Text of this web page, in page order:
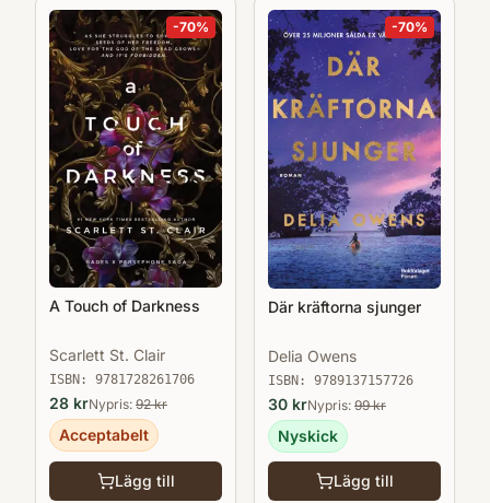
-70%
A Touch of Darkness
Scarlett St. Clair
ISBN: 9781728261706
28 krNypris: 92kr
Acceptabelt
Lägg till
-70%
Där kräftorna sjunger
Delia Owens
ISBN: 9789137157726
30 krNypris: 99kr
Nyskick
Lägg till